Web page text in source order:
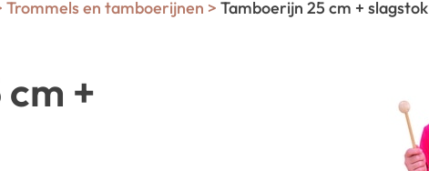
Trommels en tamboerijnen > Tamboerijn 25 cm + slagstok
+